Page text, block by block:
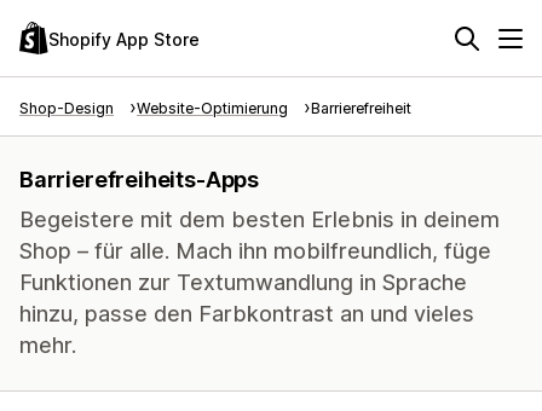
Shopify App Store
Shop-Design Website-Optimierung Barrierefreiheit
Barrierefreiheits-Apps
Begeistere mit dem besten Erlebnis in deinem
Shop – für alle. Mach ihn mobilfreundlich, füge
Funktionen zur Textumwandlung in Sprache
hinzu, passe den Farbkontrast an und vieles
mehr.